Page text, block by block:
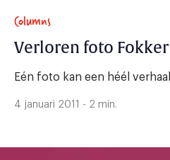
Columns
Verloren foto
Eén foto kan een héél
4 januari 2011 - 2 min.